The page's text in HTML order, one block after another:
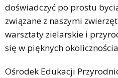
doświadczyć po prostu
związane z naszymi
warsztaty zielarskie i
się w pięknych
Ośrodek Edukacji